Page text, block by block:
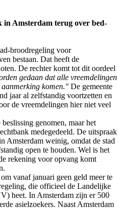
Amsterdam terug over bed-
broodregeling voor
bestaan. Dat heeft de
De rechter komt tot dit oordeel
gedaan dat alle vreemdelingen
komen." De gemeente
jaar al zelfstandig voortzetten en
de vreemdelingen hier niet veel
genomen, maar het
medegedeeld. De uitspraak
Amsterdam weinig, omdat de stad
open te houden. Wel is het
rekening voor opvang komt
vanaf januari geen geld meer te
die officieel de Landelijke
heet. In Amsterdam zijn er 500
asielzoekers. Naast Amsterdam